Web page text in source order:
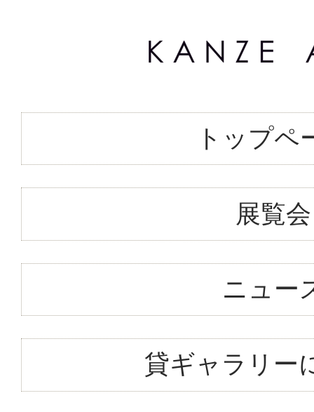
トップペ
展覧会
ニュー
貸ギャラリー